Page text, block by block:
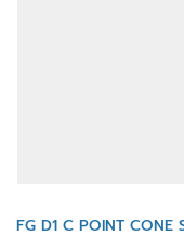
FG D1 C POINT